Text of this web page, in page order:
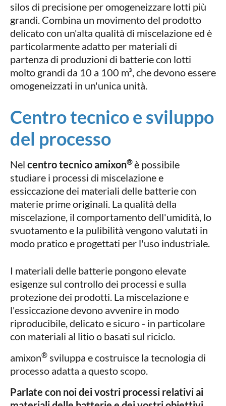
silos di precisione per omogeneizzare lotti più
grandi. Combina un movimento del prodotto
delicato con un'alta qualità di miscelazione ed è
particolarmente adatto per materiali di
partenza di produzioni di batterie con lotti
molto grandi da 10 a 100 m³, che devono essere
omogeneizzati in un'unica unità.
Centro tecnico e sviluppo
del processo
Nel centro tecnicoamixon®è possibile
studiare i processi di miscelazione e
essiccazione dei materiali delle batterie con
materie prime originali. La qualità della
miscelazione, il comportamento dell'umidità, lo
svuotamento e la pulibilità vengono valutati in
modo pratico e progettati per l'uso industriale.
I materiali delle batterie pongono elevate
esigenze sul controllo dei processi e sulla
protezione dei prodotti. La miscelazione e
l'essiccazione devono avvenire in modo
riproducibile, delicato e sicuro - in particolare
con materiali al litio o basati sul riciclo.
amixon® sviluppa e costruisce la tecnologia di
processo adatta a questo scopo.
Parlate con noi dei vostri processi relativi ai